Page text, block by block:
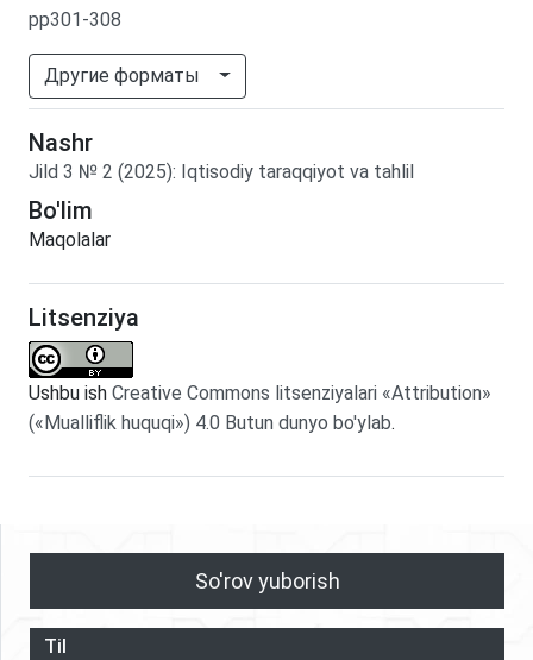
pp301-308
Другие форматы
Nashr
Jild 3 № 2 (2025): Iqtisodiy taraqqiyot va tahlil
Bo'lim
Maqolalar
Litsenziya
Ushbu ish Creative Commons litsenziyalari «Attribution»
(«Mualliflik huquqi») 4.0 Butun dunyo bo'ylab.
So'rov yuborish
Til